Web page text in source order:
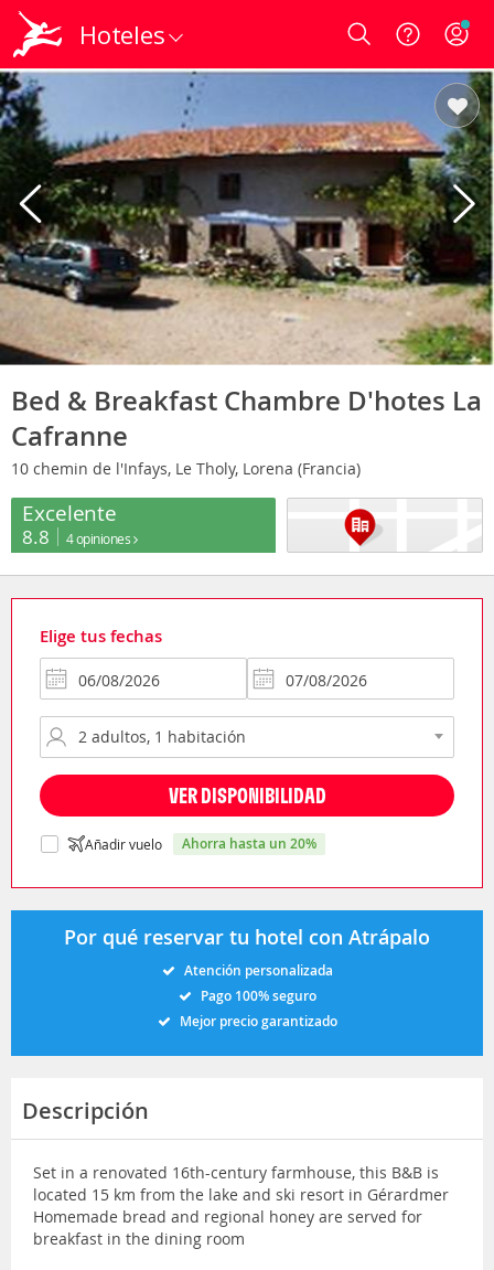
Hoteles Login
Bed & Breakfast Chambre D'hotes La
Cafranne
10 chemin de l'Infays, Le Tholy, Lorena (Francia)
Excelente
8.8 4 opiniones
Elige tus fechas
VER DISPONIBILIDAD
Añadir vuelo ahorra hasta un 20%
Por qué reservar tu hotel con Atrápalo
Atención personalizada
Pago 100% seguro
Mejor precio garantizado
Descripción
Set in a renovated 16th-century farmhouse, this B&B is
located 15 km from the lake and ski resort in Gérardmer
Homemade bread and regional honey are served for
breakfast in the dining room